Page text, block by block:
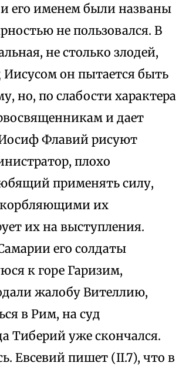
его именем были названы
не пользовался. В
не столько злодей,
Иисусом он пытается быть
но, по слабости характера
и дает
Флавий рисуют
плохо
применять силу,
их
их на выступления.
его солдаты
к горе Гаризим,
жалобу Вителлию,
в Рим, на суд
Тиберий уже скончался.
Евсевий пишет (II.7), что в